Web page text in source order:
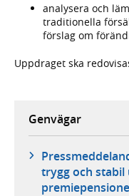
analysera och
traditionella
förslag om
Uppdraget ska
Genvägar
trygg och stabil